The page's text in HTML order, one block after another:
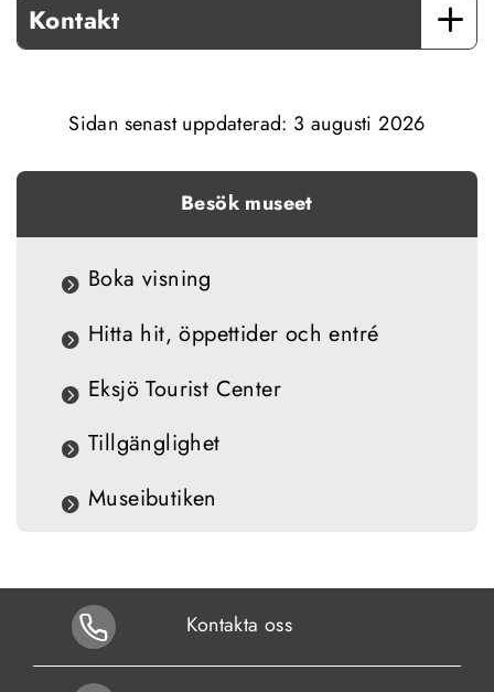
Kontakt
Sidan senast uppdaterad: 3 augusti 2026
Besök museet
Boka visning
Hitta hit, öppettider och entré
Eksjö Tourist Center
Tillgänglighet
Museibutiken
Kontakta oss